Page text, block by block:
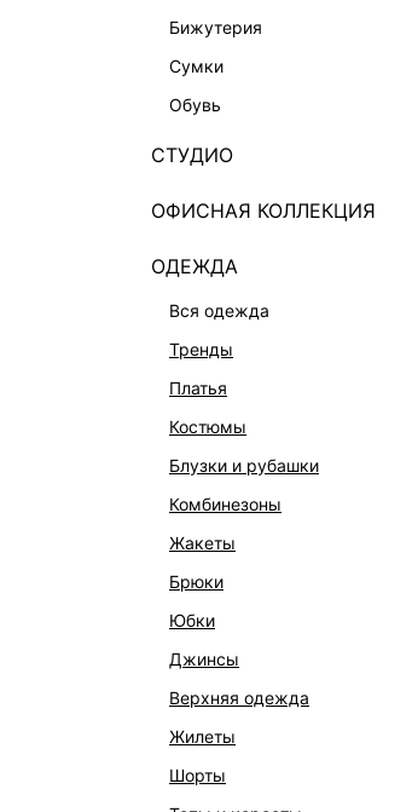
бижутерия
сумки
обувь
СТУДИО
ОФИСНАЯ КОЛЛЕКЦИЯ
ОДЕЖДА
вся одежда
тренды
платья
костюмы
блузки и рубашки
комбинезоны
жакеты
брюки
юбки
джинсы
верхняя одежда
жилеты
шорты
КРЕМ ДЛЯ РУК BLACK
БЕСПЛАТНАЯ ДОСТАВКА